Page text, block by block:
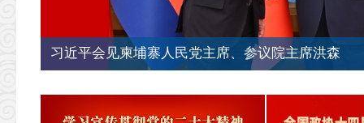
习近平会见柬埔寨人民党主席、参议院主席洪森